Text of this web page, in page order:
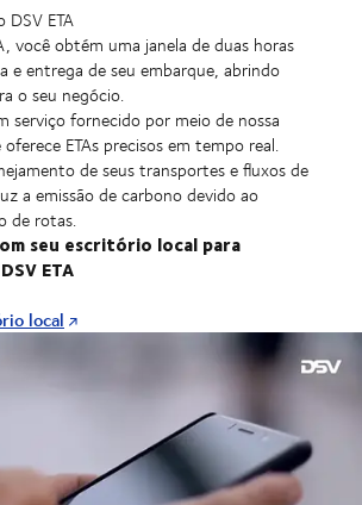
ETA
você obtém uma janela de duas horas
e entrega de seu embarque, abrindo
o seu negócio.
serviço fornecido por meio de nossa
ETAs precisos em tempo real.
de seus transportes e fluxos de
a emissão de carbono devido ao
de rotas.
seu escritório local para
ETA
local